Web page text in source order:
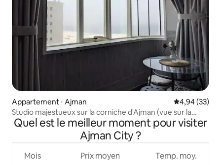
Appartement ⋅ Ajman Évaluation
4,94 (33)
Studio majestueux sur la corniche d'Ajman (vue sur la
mer)
Quel est le meilleur moment pour visiter
Ajman City ?
Mois Prix moyen Temp. moy.